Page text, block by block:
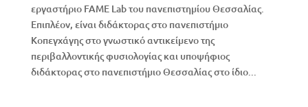
εργαστήριο FAME Lab του πανεπιστημίου Θεσσαλίας.
Επιπλέον, είναι διδάκτορας στο πανεπιστήμιο
Κοπεγχάγης στο γνωστικό αντικείμενο της
περιβαλλοντικής φυσιολογίας και υποψήφιος
διδάκτορας στο πανεπιστήμιο Θεσσαλίας στο ίδιο...